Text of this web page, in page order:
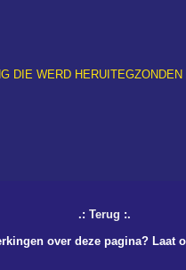
DIE WERD
.: Terug :.
over deze pagina? Laat